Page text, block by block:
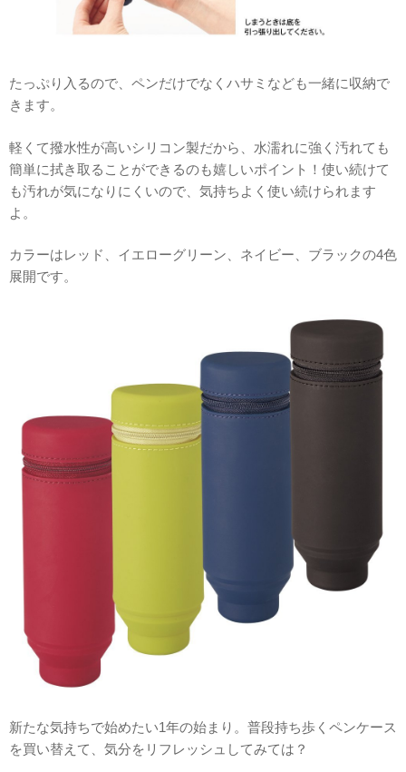
たっぷり入るので、ペンだけでなくハサミなども一緒に収納で
きます。
軽くて撥水性が高いシリコン製だから、水濡れに強く汚れても
簡単に拭き取ることができるのも嬉しいポイント！使い続けて
も汚れが気になりにくいので、気持ちよく使い続けられます
よ。
カラーはレッド、イエローグリーン、ネイビー、ブラックの4色
展開です。
新たな気持ちで始めたい1年の始まり。普段持ち歩くペンケース
を買い替えて、気分をリフレッシュしてみては？